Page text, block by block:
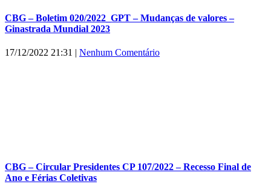
CBG – Boletim 020/2022_GPT – Mudanças de valores –
Ginastrada Mundial 2023
17/12/2022 21:31 | Nenhum Comentário
CBG – Circular Presidentes CP 107/2022 – Recesso Final de
Ano e Férias Coletivas